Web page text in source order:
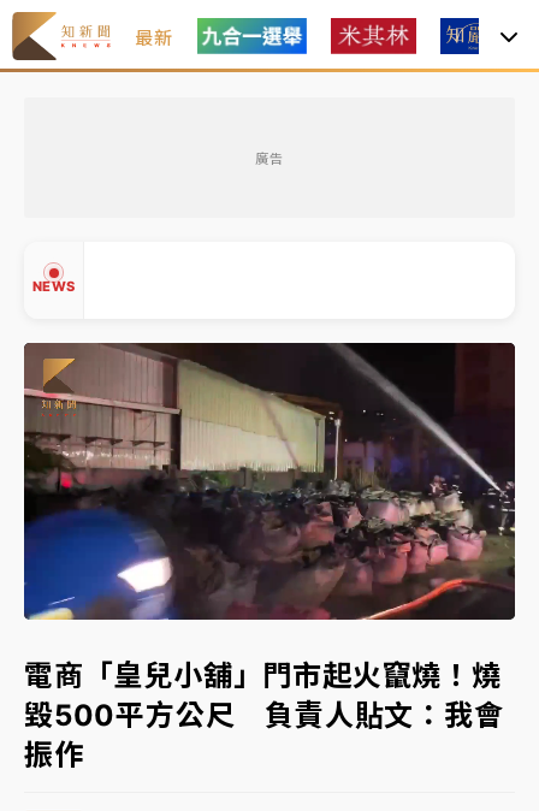
最新
廣告
NEWS
《知新聞》揭「運科計畫」人體實驗黑幕 運動部不追
究！遭監委質疑
台股處置新制明天上路 4大鬆綁一次看
周末精選｜ 鎢業董座離奇命喪豪宅！檢警3方向追出前
員工犯案 破案關鍵曝
白海豚瘦身！中部以北防劇烈降水 本周天氣展望「多
雨不穩定」
周末精選｜
苯駢芘無安全攝取值！致癌苦茶油下肚 毒
物醫籲多吃蔬果代謝
究！遭監委質疑
台股處置新制明天上路 4大鬆綁一次看
▲
▼
Unmute Loaded
100.00%
電商「皇兒小舖」門市起火竄燒！燒
毀500平方公尺 負責人貼文：我會
振作